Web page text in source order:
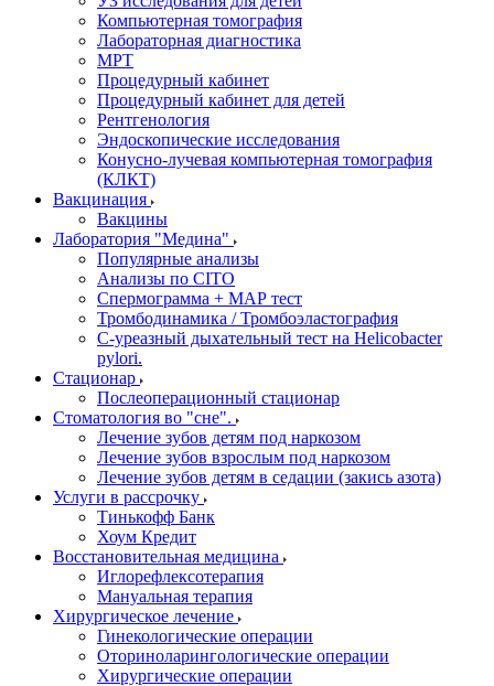
Компьютерная томография
Лабораторная диагностика
МРТ
Процедурный кабинет
Процедурный кабинет для детей
Рентгенология
Эндоскопические исследования
Конусно-лучевая компьютерная томография
(КЛКТ)
Вакцинация
Вакцины
Лаборатория "Медина"
Популярные анализы
Анализы по CITO
Спермограмма + МАР тест
Тромбодинамика / Тромбоэластография
С-уреазный дыхательный тест на Helicobacter
pylori.
Стационар
Послеоперационный стационар
Стоматология во "сне".
Лечение зубов детям под наркозом
Лечение зубов взрослым под наркозом
Лечение зубов детям в седации (закись азота)
Услуги в рассрочку
Тинькофф Банк
Хоум Кредит
Восстановительная медицина
Иглорефлексотерапия
Мануальная терапия
Хирургическое лечение
Гинекологические операции
Оториноларингологические операции
Хирургические операции